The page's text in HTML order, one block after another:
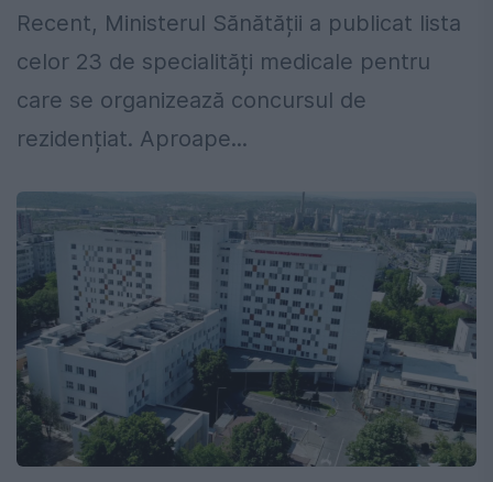
Recent, Ministerul Sănătății a publicat lista
celor 23 de specialități medicale pentru
care se organizează concursul de
rezidențiat. Aproape...